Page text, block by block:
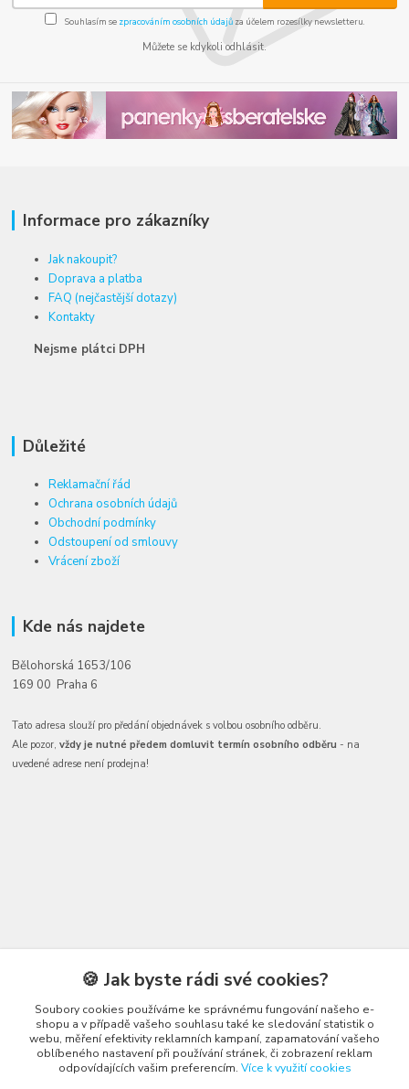
Souhlasím se zpracováním osobních údajůza účelem rozesílky newsletteru.
Můžete se kdykoli odhlásit.
Informace pro zákazníky
Jak nakoupit?
Doprava a platba
FAQ (nejčastější dotazy)
Kontakty
Nejsme plátci DPH
Důležité
Reklamační řád
Ochrana osobních údajů
Obchodní podmínky
Odstoupení od smlouvy
Vrácení zboží
Kde nás najdete
Bělohorská 1653/106
169 00 Praha 6
Tato adresa slouží pro předání objednávek s volbou osobního odběru.
Ale pozor,vždy je nutné předem domluvit termín osobního odběru - na
uvedené adrese není prodejna!
Honza Adámek
🍪 Jak byste rádi své cookies?
Soubory cookies používáme ke správnému fungování našeho e-
shopu a v případě vašeho souhlasu také ke sledování statistik o
webu, měření efektivity reklamních kampaní, zapamatování vašeho
oblíbeného nastavení při používání stránek, či zobrazení reklam
odpovídajících vašim preferencím. Více k využití cookies